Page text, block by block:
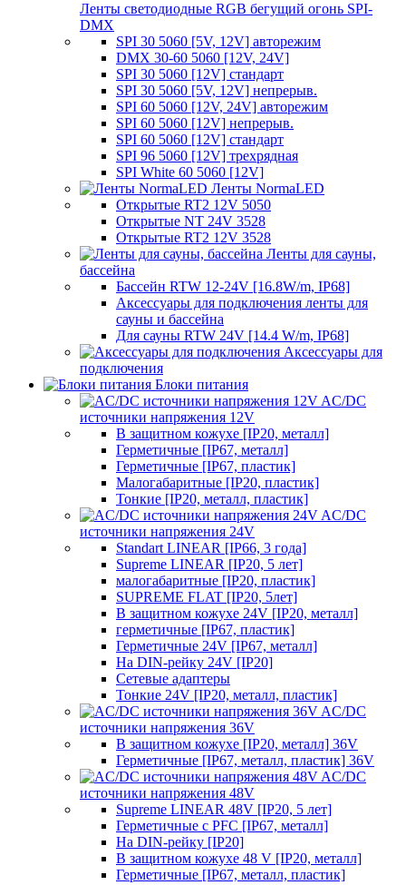
Ленты светодиодные RGB бегущий огонь SPI-
DMX
SPI 30 5060 [5V, 12V] авторежим
DMX 30-60 5060 [12V, 24V]
SPI 30 5060 [12V] стандарт
SPI 30 5060 [5V, 12V] непрерыв.
SPI 60 5060 [12V, 24V] авторежим
SPI 60 5060 [12V] непрерыв.
SPI 60 5060 [12V] стандарт
SPI 96 5060 [12V] трехрядная
SPI White 60 5060 [12V]
Ленты NormaLED
Открытые RT2 12V 5050
Открытые NT 24V 3528
Открытые RT2 12V 3528
Ленты для сауны,
бассейна
Бассейн RTW 12-24V [16.8W/m, IP68]
Аксессуары для подключения ленты для
сауны и бассейна
Для сауны RTW 24V [14.4 W/m, IP68]
Аксессуары для
подключения
Блоки питания
AC/DC
источники напряжения 12V
В защитном кожухе [IP20, металл]
Герметичные [IP67, металл]
Герметичные [IP67, пластик]
Малогабаритные [IP20, пластик]
Тонкие [IP20, металл, пластик]
AC/DC
источники напряжения 24V
Standart LINEAR [IP66, 3 года]
Supreme LINEAR [IP20, 5 лет]
малогабаритные [IP20, пластик]
SUPREME FLAT [IP20, 5лет]
В защитном кожухе 24V [IP20, металл]
герметичные [IP67, пластик]
Герметичные 24V [IP67, металл]
На DIN-рейку 24V [IP20]
Сетевые адаптеры
Тонкие 24V [IP20, металл, пластик]
AC/DC
источники напряжения 36V
В защитном кожухе [IP20, металл] 36V
Герметичные [IP67, металл, пластик] 36V
AC/DC
источники напряжения 48V
Supreme LINEAR 48V [IP20, 5 лет]
Герметичные с PFC [IP67, металл]
На DIN-рейку [IP20]
В защитном кожухе 48 V [IP20, металл]
Герметичные [IP67, металл, пластик]